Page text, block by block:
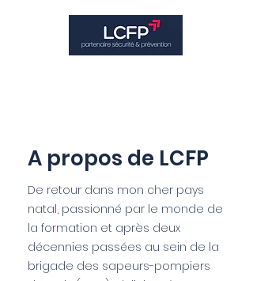
A propos de LCFP
De retour dans mon cher pays
natal, passionné par le monde de
la formation et après deux
décennies passées au sein de la
brigade des sapeurs-pompiers